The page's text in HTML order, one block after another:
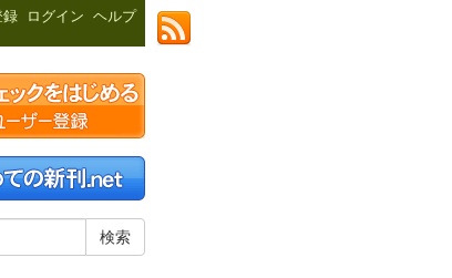
録 ログイン ヘルプ